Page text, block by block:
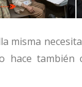
misma
hace también